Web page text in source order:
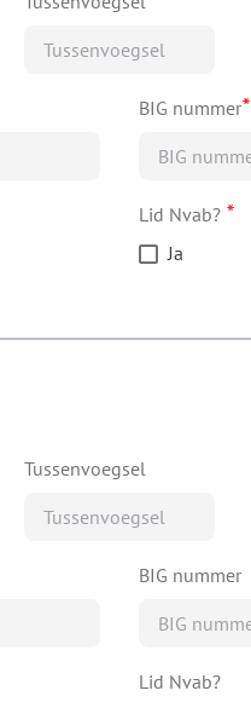
BIG nummer*
Lid Nvab? *
Ja
Tussenvoegsel
BIG nummer
Lid Nvab?